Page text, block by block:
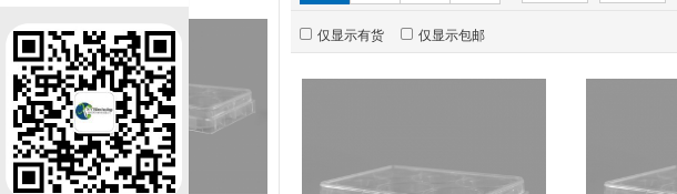
仅显示有货 仅显示包邮